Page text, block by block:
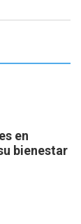
en
bienestar